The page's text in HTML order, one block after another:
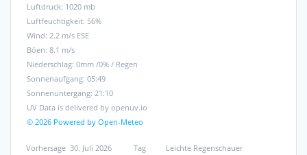
Luftdruck: 1020 mb
Luftfeuchtigkeit: 56%
Wind: 2.2 m/s ESE
Böen: 8.1 m/s
Niederschlag: 0mm /0% / Regen
Sonnenaufgang: 05:49
Sonnenuntergang: 21:10
UV Data is delivered by openuv.io
© 2026 Powered by Open-Meteo
Vorhersage 30. Juli 2026 Tag
Leichte Regenschauer